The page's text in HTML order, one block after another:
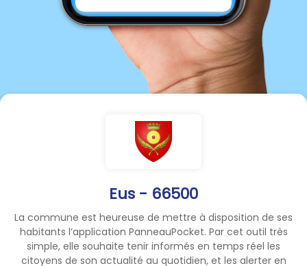
Eus - 66500
La commune est heureuse de mettre à disposition de ses
habitants l’application PanneauPocket. Par cet outil très
simple, elle souhaite tenir informés en temps réel les
citoyens de son actualité au quotidien, et les alerter en
ssociations/art-que-
fem/evenements/mes-de-